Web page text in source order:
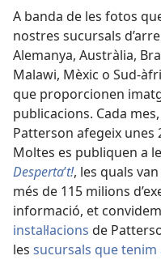
A banda de les fotos
nostres sucursals
Alemanya, Austràlia,
Malawi, Mèxic o Sud-
que proporcionen
publicacions. Cada
Patterson afegeix unes
Moltes es publiquen a
Desperta’t!, les quals
més de 115 milions
informació, et
instal·lacions de
les sucursals que